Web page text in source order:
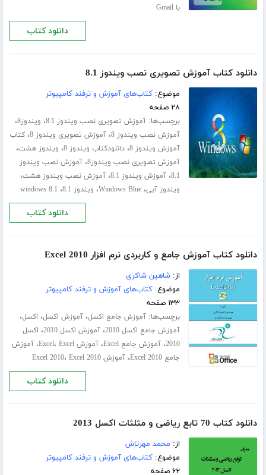
با Gmail
دانلود کتاب
دانلود کتاب آموزش تصویری نصب ویندوز 8.1
موضوع:کتاب‌های آموزش و ترفند کامپیوتر
۲۸ صفحه
برچسب‌ها:آموزش تصویری نصب ویندوز 8.1 ، ویندوز8 ،
آموزش نصب ویندوز 8 ،آموزش تصویری ویندوز 8 ،کتاب
آموزش ویندوز 8 ،دانلودکتاب ویندوز 8 ، ویندوز هشت،
آموزش تصویری نصب ویندوز8 ،آموزش نصب ویندوز
8.1،آموزش ویندوز 8.1 ،آموزش نصب ویندوز هشت،
ویندوز آبی،Windows Blue، ویندوز 8.1 ، windows 8.1
دانلود کتاب
دانلود کتاب آموزش جامع و کاربردی نرم افزار Excel 2010
از:شاهین شاکری
موضوع:کتاب‌های آموزش و ترفند کامپیوتر
۱۳۳ صفحه
برچسب‌ها:آموزش جامع اکسل،آموزش اکسل، اکسل،
آموزش جامع اکسل 2010 ،آموزش اکسل 2010 ، اکسل
2010،آموزش جامع Excel ،آموزش Excel ، Excel ،آموزش
جامع Excel 2010
،آموزش Excel 2010 ، Excel 2010
دانلود کتاب
دانلود کتاب 70 تابع ریاضی و مثلثات اکسل 2013
از: محمد مهرتاش
موضوع:کتاب‌های آموزش و ترفند کامپیوتر
۶۲ صفحه